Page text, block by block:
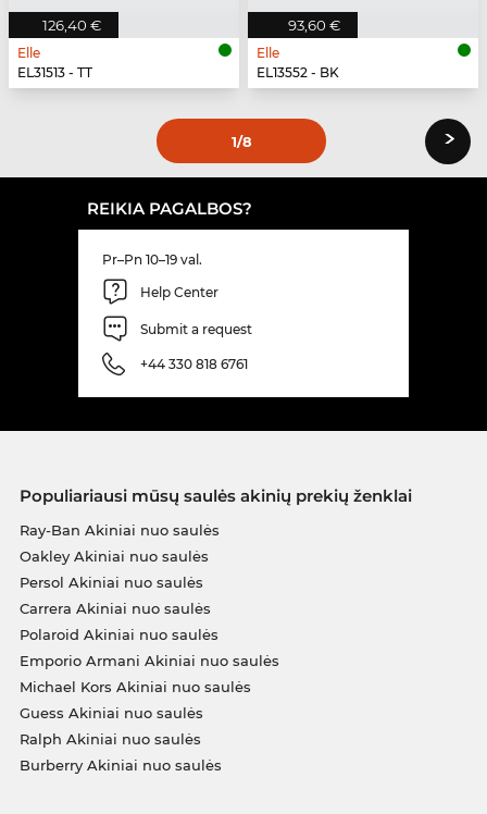
126,40 €
Elle
EL31513 - TT
93,60 €
Elle
EL13552 - BK
1/8 ›
REIKIA PAGALBOS?
Pr–Pn 10–19 val.
Help Center
Submit a request
+44 330 818 6761
Populiariausi mūsų saulės akinių prekių ženklai
Ray-Ban Akiniai nuo saulės
Oakley Akiniai nuo saulės
Persol Akiniai nuo saulės
Carrera Akiniai nuo saulės
Polaroid Akiniai nuo saulės
Emporio Armani Akiniai nuo saulės
Michael Kors Akiniai nuo saulės
Guess Akiniai nuo saulės
Ralph Akiniai nuo saulės
Burberry Akiniai nuo saulės